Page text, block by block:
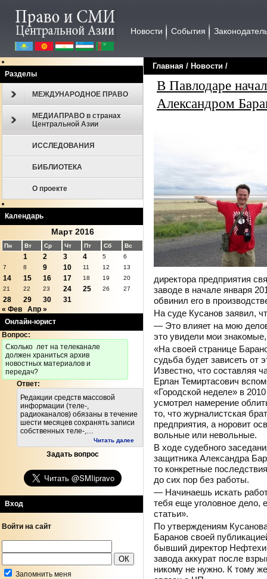
Новости События
Разделы
МЕЖДУНАРОДНОЕ ПРАВО
МЕДИАПРАВО в странах
Центральной Азии
ИССЛЕДОВАНИЯ
БИБЛИОТЕКА
О проекте
Календарь
Март 2016
Пн Вт Ср Чт Пт Сб Вс
1 2 3 4 5
6
7
8 9 10 11 12 13
14 15 16 17 18 19
20
21
22 23 24 25 26 27
28 29 30
31
« Фев
Апр »
Онлайн-юрист
Вопрос:
Cколько лет на телеканале
должен храниться архив
новостных материалов и
передач?
Ответ:
Редакции средств массовой
информации (теле-,
радиоканалов) обязаны в течение
шести месяцев сохранять записи
собственных теле-,…
Читать далее
Задать вопрос
Вход
Войти на сайт
Запомнить меня
Главная / Новости /
В Павлодаре
Александром
директора предприятия
заводе в начале января
обвинил его в
На суде Кусанов заявил,
— Это влияет на мою
это увидели мои
«На своей странице
судьба будет зависеть от
Известно, что составляя
Ерлан Темиртасович
«Городской неделе» в
усмотрел намерение
то, что журналистская
предприятия, а норовит
вольные или невольные.
В ходе судебного
защитника Александра
то конкретные
до сих пор без работы.
— Начинаешь искать
тебя еще уголовное дело,
статьи».
По утверждениям
Баранов своей
бывший директор
завода аккурат после
никому не нужно. К тому